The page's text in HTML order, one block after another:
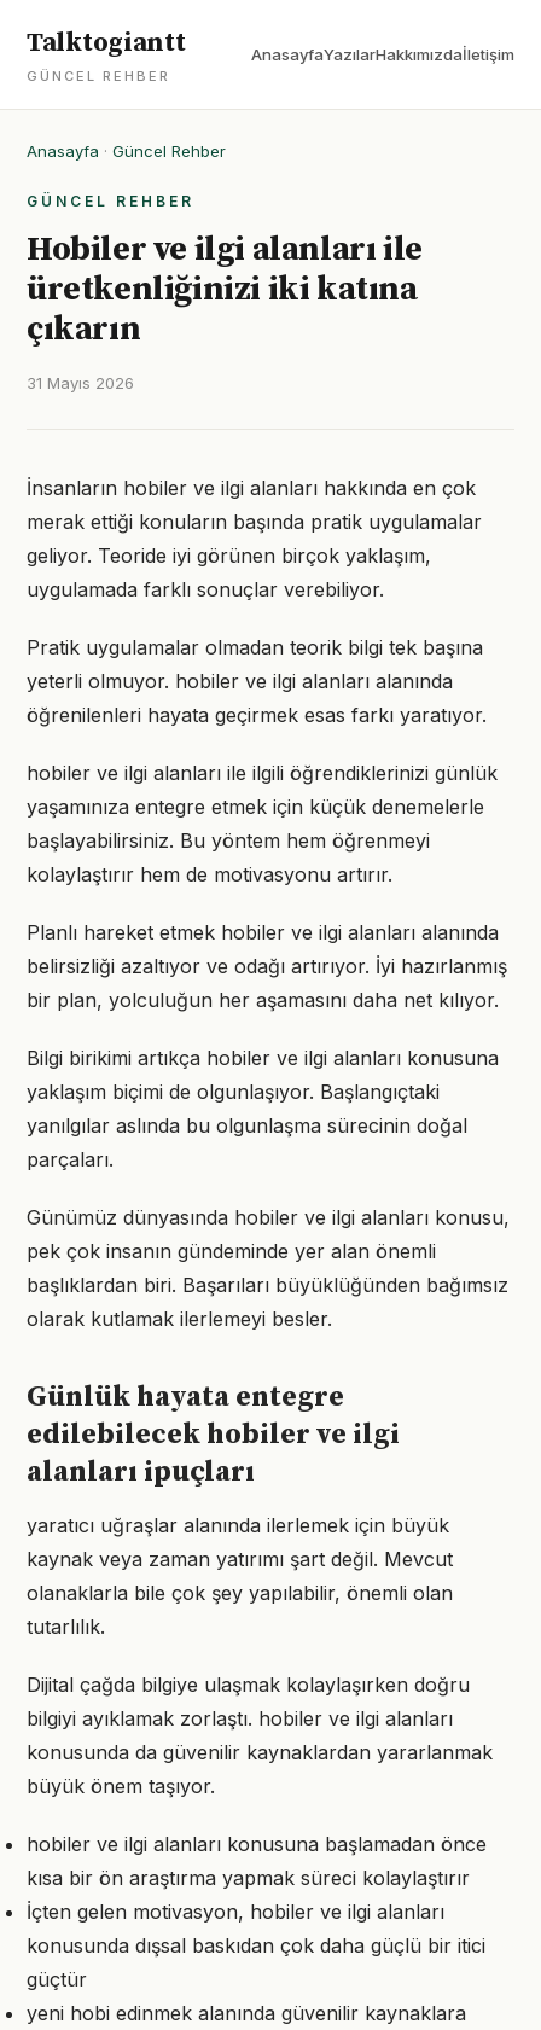
Talktogiantt
GÜNCEL REHBER
AnasayfaYazılarHakkımızdaİletişim
Anasayfa · Güncel Rehber
GÜNCEL REHBER
Hobiler ve ilgi alanları ile
üretkenliğinizi iki katına
çıkarın
31 Mayıs 2026
İnsanların hobiler ve ilgi alanları hakkında en çok
merak ettiği konuların başında pratik uygulamalar
geliyor. Teoride iyi görünen birçok yaklaşım,
uygulamada farklı sonuçlar verebiliyor.
Pratik uygulamalar olmadan teorik bilgi tek başına
yeterli olmuyor. hobiler ve ilgi alanları alanında
öğrenilenleri hayata geçirmek esas farkı yaratıyor.
hobiler ve ilgi alanları ile ilgili öğrendiklerinizi günlük
yaşamınıza entegre etmek için küçük denemelerle
başlayabilirsiniz. Bu yöntem hem öğrenmeyi
kolaylaştırır hem de motivasyonu artırır.
Planlı hareket etmek hobiler ve ilgi alanları alanında
belirsizliği azaltıyor ve odağı artırıyor. İyi hazırlanmış
bir plan, yolculuğun her aşamasını daha net kılıyor.
Bilgi birikimi artıkça hobiler ve ilgi alanları konusuna
yaklaşım biçimi de olgunlaşıyor. Başlangıçtaki
yanılgılar aslında bu olgunlaşma sürecinin doğal
parçaları.
Günümüz dünyasında hobiler ve ilgi alanları konusu,
pek çok insanın gündeminde yer alan önemli
başlıklardan biri. Başarıları büyüklüğünden bağımsız
olarak kutlamak ilerlemeyi besler.
Günlük hayata entegre
edilebilecek hobiler ve ilgi
alanları ipuçları
yaratıcı uğraşlar alanında ilerlemek için büyük
kaynak veya zaman yatırımı şart değil. Mevcut
olanaklarla bile çok şey yapılabilir, önemli olan
tutarlılık.
Dijital çağda bilgiye ulaşmak kolaylaşırken doğru
bilgiyi ayıklamak zorlaştı. hobiler ve ilgi alanları
konusunda da güvenilir kaynaklardan yararlanmak
büyük önem taşıyor.
hobiler ve ilgi alanları konusuna başlamadan önce
kısa bir ön araştırma yapmak süreci kolaylaştırır
İçten gelen motivasyon, hobiler ve ilgi alanları
konusunda dışsal baskıdan çok daha güçlü bir itici
güçtür
yeni hobi edinmek alanında güvenilir kaynaklara